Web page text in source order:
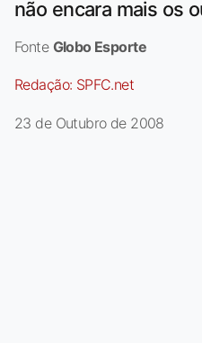
não encara mais os
Fonte Globo Esporte
Redação: SPFC.net
23 de Outubro de 2008